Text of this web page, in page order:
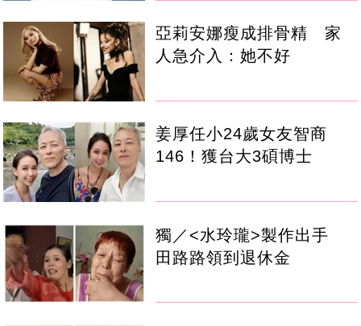
亞莉安娜瘦成排骨精 家
人急介入：她不好
姜厚任小24歲女友智商
146！獲台大3碩博士
獨／<水玲瓏>製作出手
田路路領到退休金